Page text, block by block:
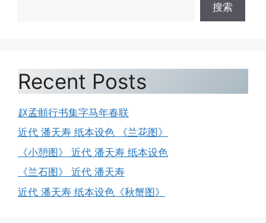
搜索
Recent Posts
赵孟頫行书集字马年春联
近代 潘天寿 纸本设色 《兰花图》
《小憩图》 近代 潘天寿 纸本设色
《兰石图》 近代 潘天寿
近代 潘天寿 纸本设色《秋蟹图》